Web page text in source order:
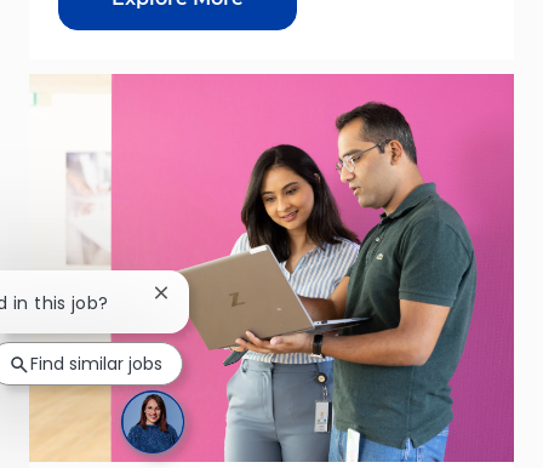
in this job? Close chatbot notification
Find similar jobs